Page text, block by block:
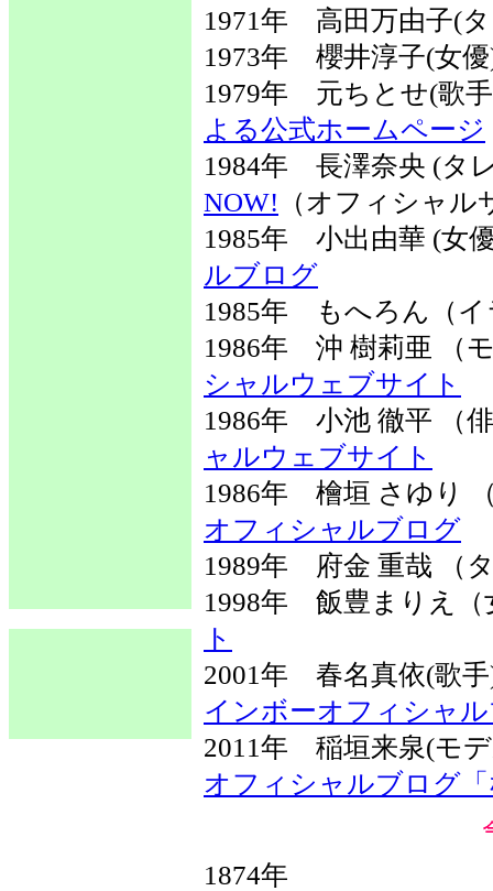
1971年 高田万由
1973年 櫻井淳子(女
1979年 元ちとせ(
よる公式ホームページ
1984年 長澤奈央 (
NOW! （オフィシャル
1985年 小出由華 (
ルブログ
1985年 もへろん（イ
1986年 沖 樹莉亜
シャルウェブサイト
1986年 小池 徹平
ャルウェブサイト
1986年 檜垣 さゆ
オフィシャルブログ
1989年 府金 重哉 （
1998年 飯豊まり
ト
2001年 春名真依(
インボーオフィシャ
2011年 稲垣来泉(
オフィシャルブログ
1874年